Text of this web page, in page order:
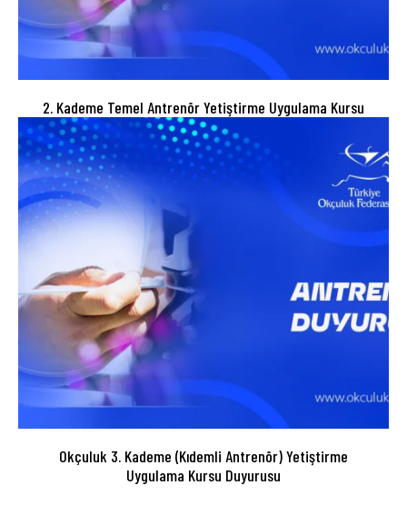
2. Kademe Temel Antrenör Yetiştirme Uygulama Kursu
Okçuluk 3. Kademe (Kıdemli Antrenör) Yetiştirme
Uygulama Kursu Duyurusu